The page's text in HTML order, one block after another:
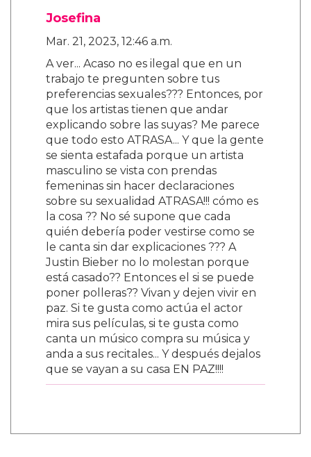
Josefina
Mar. 21, 2023, 12:46 a.m.
A ver... Acaso no es ilegal que en un
trabajo te pregunten sobre tus
preferencias sexuales??? Entonces, por
que los artistas tienen que andar
explicando sobre las suyas? Me parece
que todo esto ATRASA... Y que la gente
se sienta estafada porque un artista
masculino se vista con prendas
femeninas sin hacer declaraciones
sobre su sexualidad ATRASA!!! cómo es
la cosa ?? No sé supone que cada
quién debería poder vestirse como se
le canta sin dar explicaciones ??? A
Justin Bieber no lo molestan porque
está casado?? Entonces el si se puede
poner polleras?? Vivan y dejen vivir en
paz. Si te gusta como actúa el actor
mira sus películas, si te gusta como
canta un músico compra su música y
anda a sus recitales... Y después dejalos
que se vayan a su casa EN PAZ!!!!